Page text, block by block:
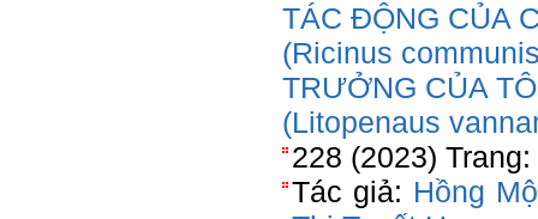
TÁC ĐỘNG CỦA
(Ricinus
TRƯỞNG CỦA
(Litopenaus
228 (2023)
Tác giả: Hồng